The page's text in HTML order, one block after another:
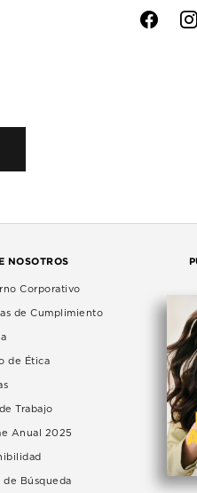
f i
NOSOTROS
Corporativo
de Cumplimiento
de Ética
Trabajo
Anual 2025
de Búsqueda